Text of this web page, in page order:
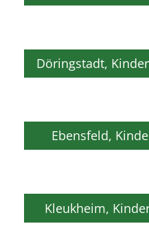
Döringstadt,
Ebensfeld,
Kleukheim,